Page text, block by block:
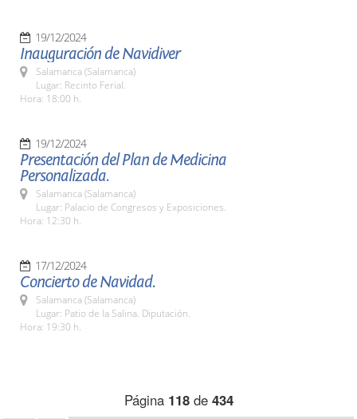
19/12/2024
Inauguración de Navidiver
Salamanca (Salamanca)
Lugar: Recinto Ferial.
Hora: 18:00 h.
19/12/2024
Presentación del Plan de Medicina
Personalizada.
Salamanca (Salamanca)
Lugar: Palacio de Congresos y Exposiciones.
Hora: 12:30 h.
17/12/2024
Concierto de Navidad.
Salamanca (Salamanca)
Lugar: Patio de la Salina. Diputación.
Hora: 19:30 h.
Página 118de 434